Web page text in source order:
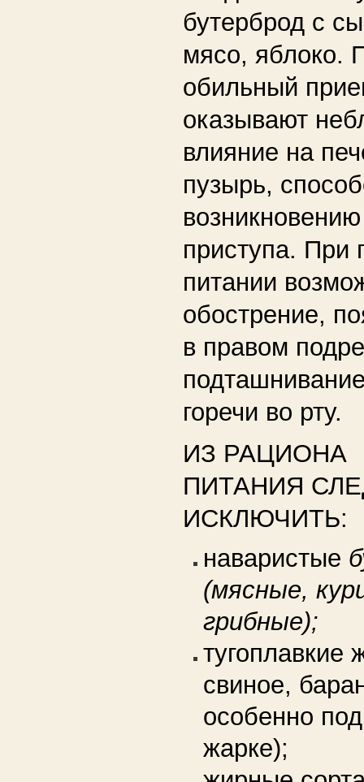
бутерброд с
мясо, яблоко.
обильный
оказывают
влияние на
пузырь,
приступа. При
питании
обострение,
в правом
горечи во рту.
ИЗ РАЦИОНА
ПИТАНИЯ
ИСКЛЮЧИТЬ:
наваристые
(мясные,
грибные);
тугоплавкие
свиное,
особенно
жарке);